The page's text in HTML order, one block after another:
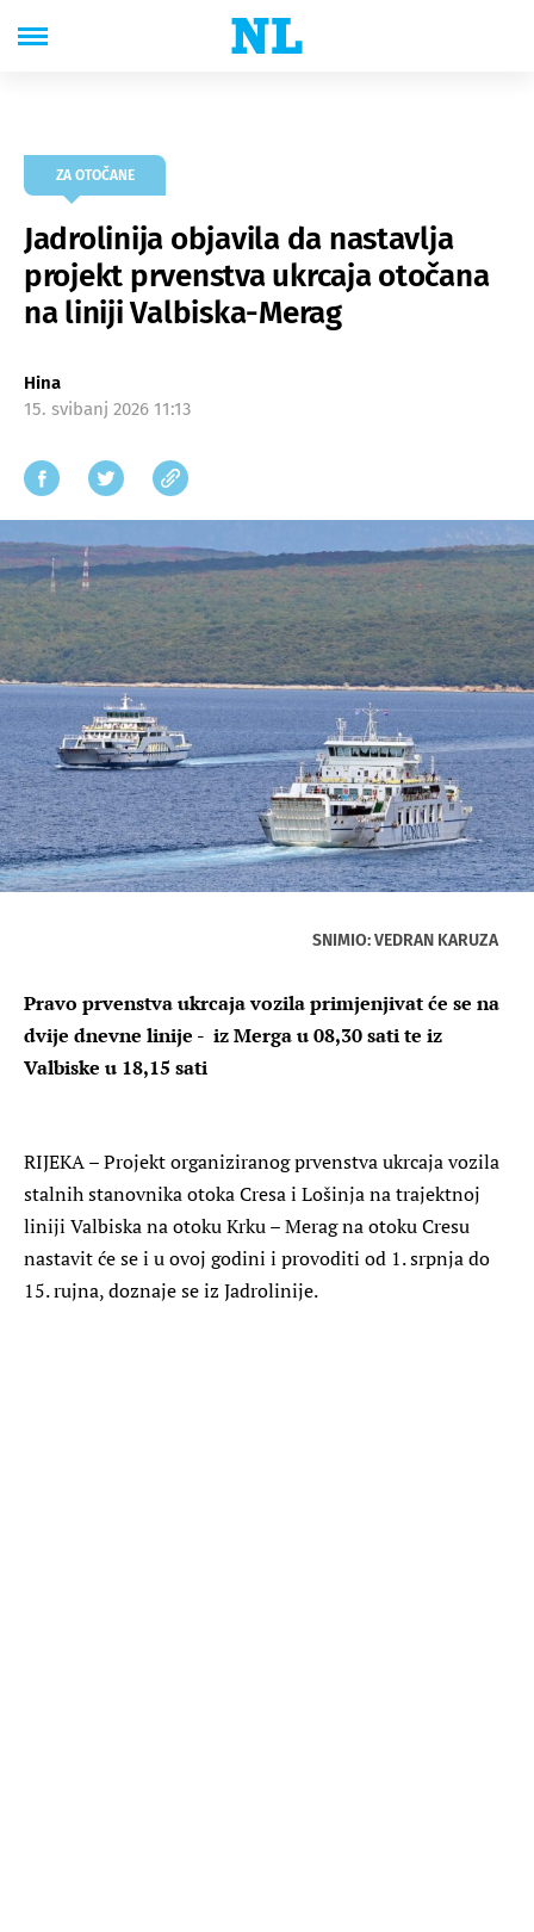
ZA OTOČANE
Jadrolinija objavila da nastavlja
projekt prvenstva ukrcaja otočana
na liniji Valbiska-Merag
Hina
15. svibanj 2026 11:13
SNIMIO: VEDRAN KARUZA
Pravo prvenstva ukrcaja vozila primjenjivat će se na
dvije dnevne linije - iz Merga u 08,30 sati te iz
Valbiske u 18,15 sati
RIJEKA – Projekt organiziranog prvenstva ukrcaja vozila
stalnih stanovnika otoka Cresa i Lošinja na trajektnoj
liniji Valbiska na otoku Krku – Merag na otoku Cresu
nastavit će se i u ovoj godini i provoditi od 1. srpnja do
15. rujna, doznaje se iz Jadrolinije.